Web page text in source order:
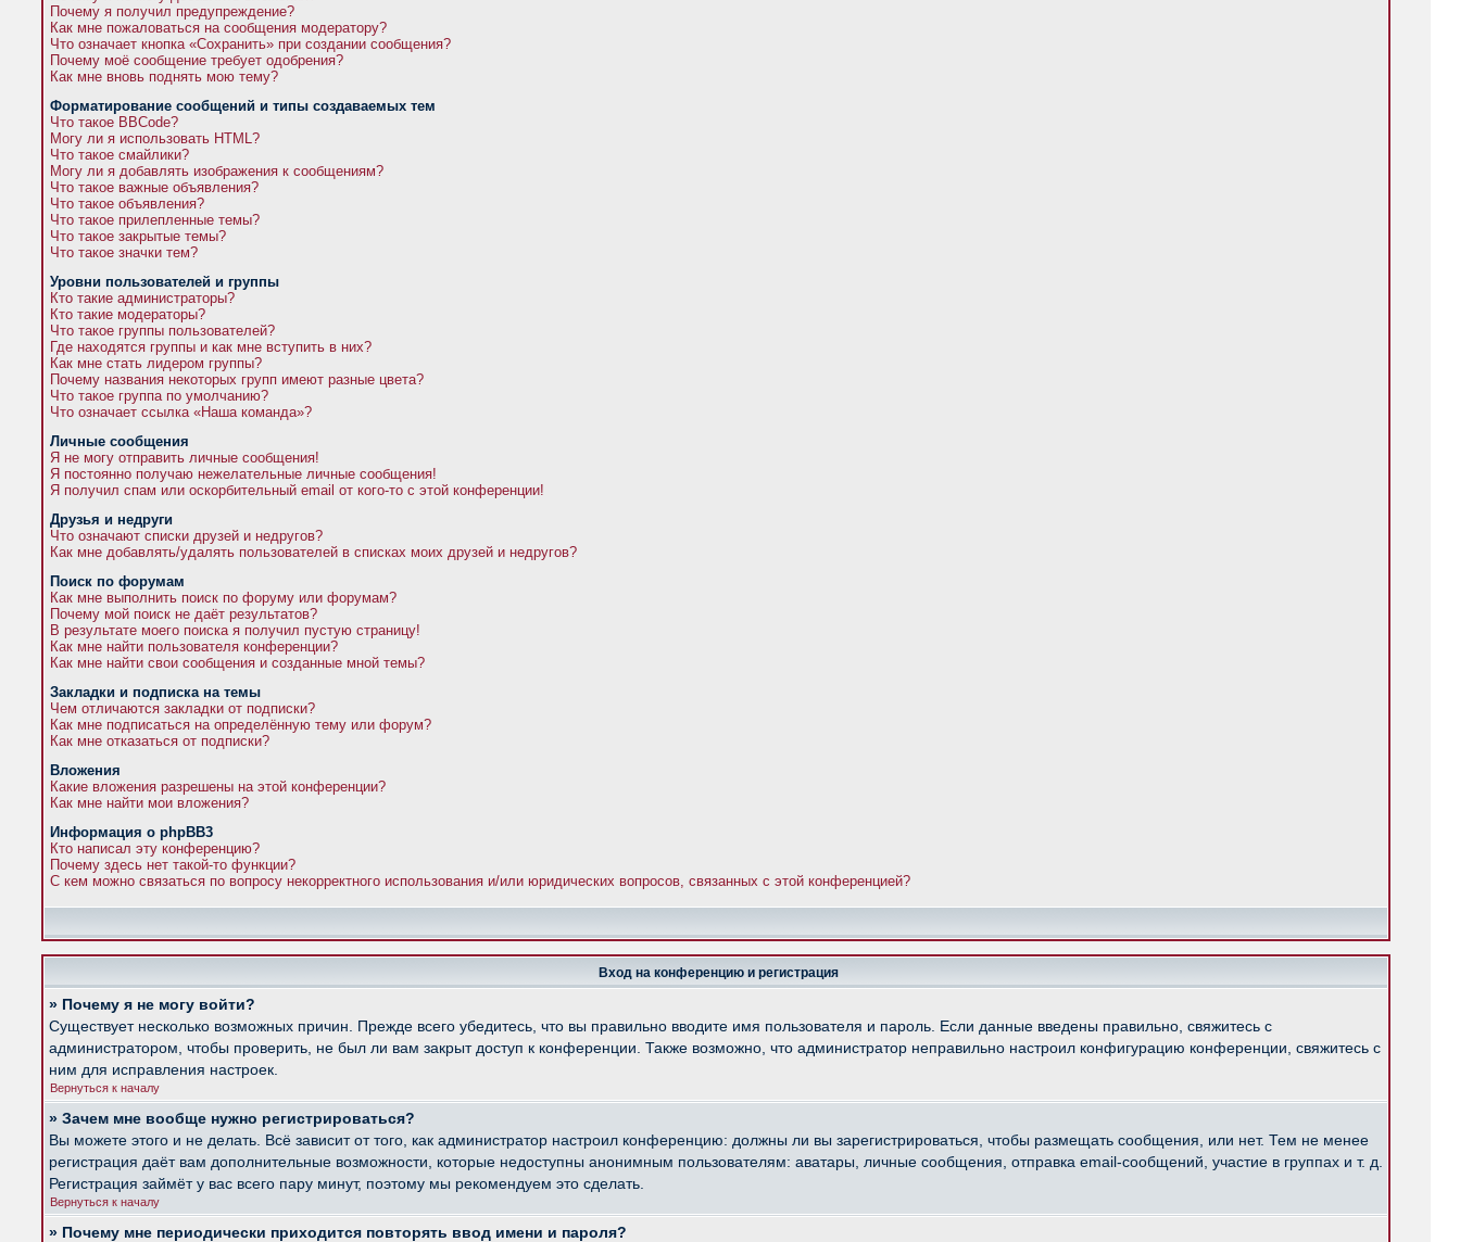
Почему я получил предупреждение?
Как мне пожаловаться на сообщения модератору?
Что означает кнопка «Сохранить» при создании сообщения?
Почему моё сообщение требует одобрения?
Как мне вновь поднять мою тему?
Форматирование сообщений и типы создаваемых тем
Что такое BBCode?
Могу ли я использовать HTML?
Что такое смайлики?
Могу ли я добавлять изображения к сообщениям?
Что такое важные объявления?
Что такое объявления?
Что такое прилепленные темы?
Что такое закрытые темы?
Что такое значки тем?
Уровни пользователей и группы
Кто такие администраторы?
Кто такие модераторы?
Что такое группы пользователей?
Где находятся группы и как мне вступить в них?
Как мне стать лидером группы?
Почему названия некоторых групп имеют разные цвета?
Что такое группа по умолчанию?
Что означает ссылка «Наша команда»?
Личные сообщения
Я не могу отправить личные сообщения!
Я постоянно получаю нежелательные личные сообщения!
Я получил спам или оскорбительный email от кого-то с этой конференции!
Друзья и недруги
Что означают списки друзей и недругов?
Как мне добавлять/удалять пользователей в списках моих друзей и недругов?
Поиск по форумам
Как мне выполнить поиск по форуму или форумам?
Почему мой поиск не даёт результатов?
В результате моего поиска я получил пустую страницу!
Как мне найти пользователя конференции?
Как мне найти свои сообщения и созданные мной темы?
Закладки и подписка на темы
Чем отличаются закладки от подписки?
Как мне подписаться на определённую тему или форум?
Как мне отказаться от подписки?
Вложения
Какие вложения разрешены на этой конференции?
Как мне найти мои вложения?
Информация о phpBB3
Кто написал эту конференцию?
Почему здесь нет такой-то функции?
С кем можно связаться по вопросу некорректного использования и/или юридических вопросов, связанных с этой конференцией?
Вход на конференцию и регистрация
» Почему я не могу войти?
Существует несколько возможных причин. Прежде всего убедитесь, что вы правильно вводите имя пользователя и пароль. Если данные введены правильно, свяжитесь с
администратором, чтобы проверить, не был ли вам закрыт доступ к конференции. Также возможно, что администратор неправильно настроил конфигурацию конференции, свяжитесь с
ним для исправления настроек.
Вернуться к началу
» Зачем мне вообще нужно регистрироваться?
Вы можете этого и не делать. Всё зависит от того, как администратор настроил конференцию: должны ли вы зарегистрироваться, чтобы размещать сообщения, или нет. Тем не менее
регистрация даёт вам дополнительные возможности, которые недоступны анонимным пользователям: аватары, личные сообщения, отправка email-сообщений, участие в группах и т. д.
Регистрация займёт у вас всего пару минут, поэтому мы рекомендуем это сделать.
Вернуться к началу
» Почему мне периодически приходится повторять ввод имени и пароля?